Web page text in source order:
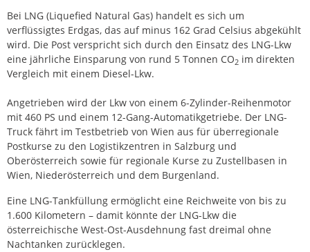
Bei LNG (Liquefied Natural Gas) handelt es sich um
verflüssigtes Erdgas, das auf minus 162 Grad Celsius abgekühlt
wird. Die Post verspricht sich durch den Einsatz des LNG-Lkw
eine jährliche Einsparung von rund 5 Tonnen CO2 im direkten
Vergleich mit einem Diesel-Lkw.
Angetrieben wird der Lkw von einem 6-Zylinder-Reihenmotor
mit 460 PS und einem 12-Gang-Automatikgetriebe. Der LNG-
Truck fährt im Testbetrieb von Wien aus für überregionale
Postkurse zu den Logistikzentren in Salzburg und
Oberösterreich sowie für regionale Kurse zu Zustellbasen in
Wien, Niederösterreich und dem Burgenland.
Eine LNG-Tankfüllung ermöglicht eine Reichweite von bis zu
1.600 Kilometern – damit könnte der LNG-Lkw die
österreichische West-Ost-Ausdehnung fast dreimal ohne
Nachtanken zurücklegen.